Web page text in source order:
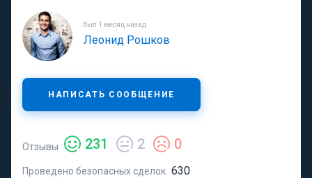
был 1 месяц назад
Леонид Рошков
НАПИСАТЬ СООБЩЕНИЕ
Отзывы 231 2 0
Проведено безопасных сделок 630